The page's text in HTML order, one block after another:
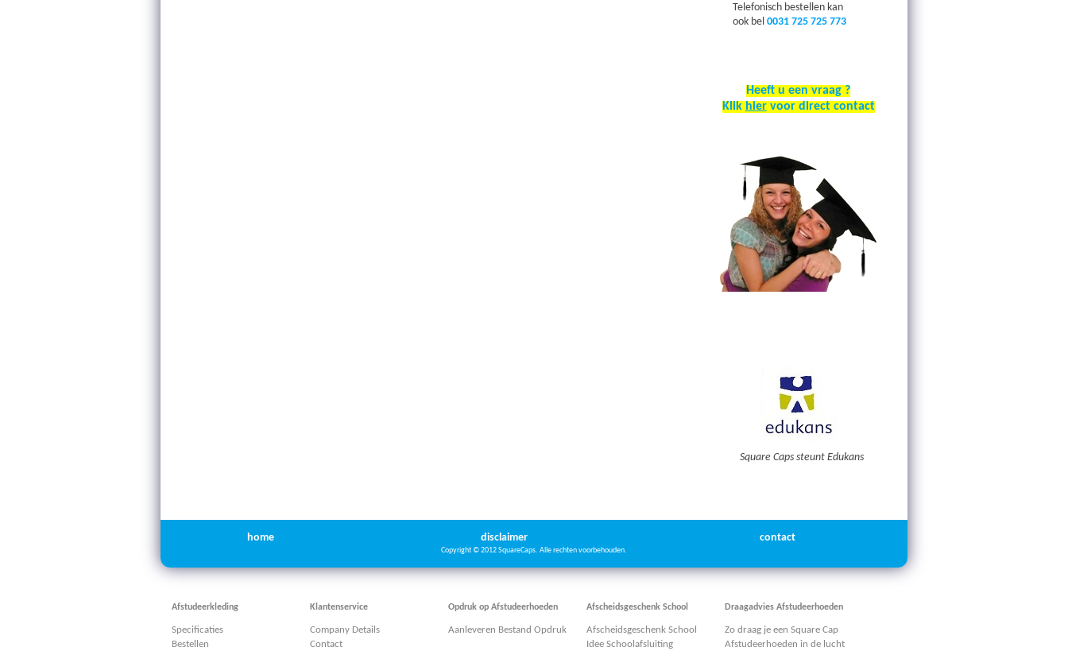
Telefonisch bestellen kan
ook bel 0031 725 725 773
Heeft u een vraag ?
Klik hiervoor direct contact
Square Caps steunt Edukans
home disclaimer contact
Copyright © 2012 SquareCaps. Alle rechten voorbehouden.
Afstudeerkleding
Specificaties
Bestellen
Klantenservice
Company Details
Contact
Opdruk op Afstudeerhoeden
Aanleveren Bestand Opdruk
Afscheidsgeschenk School
Afscheidsgeschenk School
Idee Schoolafsluiting
Draagadvies Afstudeerhoeden
Zo draag je een Square Cap
Afstudeerhoeden in de lucht